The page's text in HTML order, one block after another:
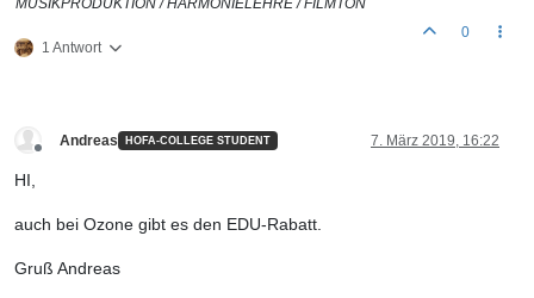
MUSIKPRODUKTION / HARMONIELEHRE / FILMTON
1 Antwort
0
Andreas HOFA-COLLEGE STUDENT 7. März 2019, 16:22
HI,
auch bei Ozone gibt es den EDU-Rabatt.
Gruß Andreas